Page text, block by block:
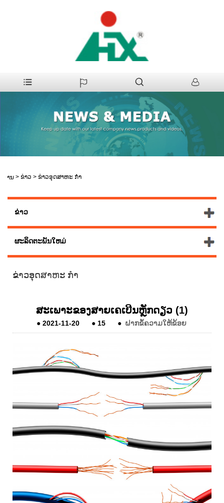
ບ້ານ > ຂ່າວ > ຂ່າວອຸດສາຫະ ກຳ
ຂ່າວ
ຜະລິດຕະພັນໃຫມ່
ຂ່າວອຸດສາຫະ ກຳ
ສະ​ເພາະ​ຂອງ​ສາຍ​ເຄ​ເບີນ​ຫຼັກ​ດຽວ (1​)
● 2021-11-20 ● 15 ● ຝາກຂໍ້ຄວາມໃຫ້ຂ້ອຍ